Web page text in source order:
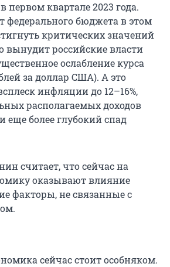
первом квартале 2023 года.
бюджета в этом
критических значений
вынудит российские власти
ослабление курса
за доллар США). А это
инфляции до 12–16%,
располагаемых доходов
еще более глубокий спад
считает, что сейчас на
оказывают влияние
факторы, не связанные с
сейчас стоит особняком.